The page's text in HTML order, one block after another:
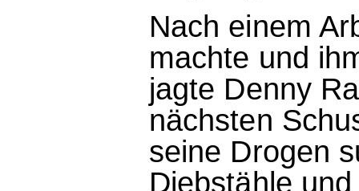
Nach einem
machte und
jagte Denny
nächsten
seine Drogen
Diebstähle